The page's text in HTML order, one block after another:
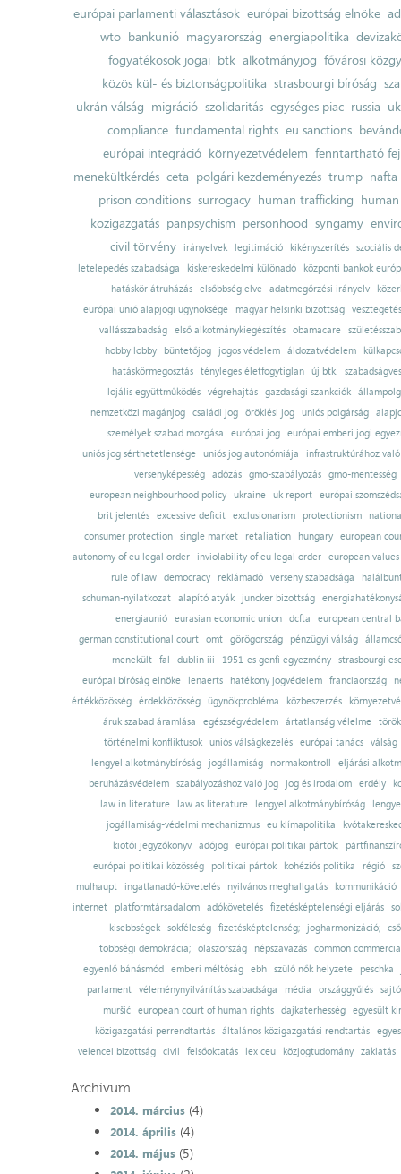
európai parlamenti választások európai bizottság elnöke
wto bankunió magyarország energiapolitika
fogyatékosok jogai btk alkotmányjog fővárosi
közös kül- és biztonságpolitika strasbourgi bíróság
ukrán válság migráció szolidaritás egységes piac russia
compliance fundamental rights eu sanctions
európai integráció környezetvédelem fenntartható
menekültkérdés ceta polgári kezdeményezés trump nafta
prison conditions surrogacy human trafficking
közigazgatás panpsychism personhood syngamy
civil törvény
irányelvek legitimáció kikényszerítés szociális
letelepedés szabadsága
kiskereskedelmi különadó
központi bankok
hatáskör-átruházás
elsőbbség elve adatmegőrzési irányelv
európai unió alapjogi ügynoksége
magyar helsinki bizottság
vesztegetés
vallásszabadság
első alkotmánykiegészítés obamacare
hobby lobby
büntetőjog jogos védelem áldozatvédelem
hatáskörmegosztás tényleges életfogytiglan új btk.
lojális együttműködés
végrehajtás gazdasági szankciók
nemzetközi magánjog
családi jog öröklési jog uniós polgárság
személyek szabad mozgása
európai jog európai emberi jogi
uniós jog sérthetetlensége uniós jog autonómiája
infrastruktúrához
versenyképesség adózás gmo-szabályozás gmo-mentesség
european neighbourhood policy
ukraine uk report
európai
brit jelentés excessive deficit exclusionarism protectionism
consumer protection
single market retaliation hungary
european
autonomy of eu legal order
inviolability of eu legal order
european values
rule of law
democracy reklámadó verseny szabadsága
schuman-nyilatkozat alapító atyák juncker bizottság
energiaunió eurasian economic union dcfta
european central
german constitutional court
omt görögország pénzügyi válság
menekült
fal dublin iii 1951-es genfi egyezmény
strasbourgi
európai bíróság elnöke
lenaerts hatékony jogvédelem franciaország
értékközösség
érdekközösség ügynökprobléma közbeszerzés
áruk szabad áramlása
egészségvédelem ártatlanság vélelme
történelmi konfliktusok uniós válságkezelés európai tanács válság
lengyel alkotmánybíróság
jogállamiság normakontroll
eljárási
beruházásvédelem
szabályozáshoz való jog jog és irodalom erdély
law in literature
law as literature lengyel alkotmánybíróság
jogállamiság-védelmi mechanizmus
eu klímapolitika
kiotói jegyzőkönyv adójog európai politikai pártok;
európai politikai közösség
politikai pártok kohéziós politika régió
mulhaupt
ingatlanadó-követelés nyilvános meghallgatás
kommunikáció
internet
platformtársadalom adókövetelés fizetésképtelenségi eljárás
kisebbségek sokféleség fizetésképtelenség; jogharmonizáció;
többségi demokrácia; olaszország népszavazás common
egyenlő bánásmód emberi méltóság ebh szülő nők helyzete
peschka
parlament
véleménynyilvánítás szabadsága média országgyűlés
muršić
european court of human rights dajkaterhesség
egyesült
közigazgatási perrendtartás
általános közigazgatási rendtartás
velencei bizottság
civil felsőoktatás lex ceu közjogtudomány zaklatás
Archívum
2014. március(4)
2014. április(4)
2014. május(5)